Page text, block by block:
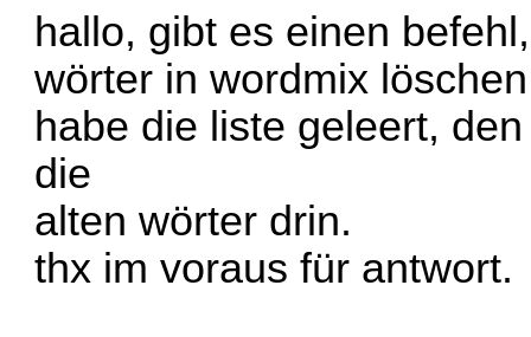
hallo, gibt es einen
wörter in wordmix
habe die liste geleert,
die
alten wörter drin.
thx im voraus für antwort.